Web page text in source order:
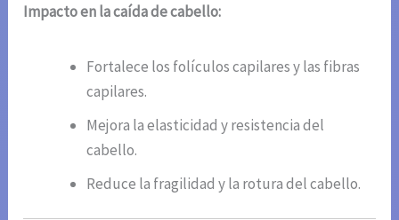
Impacto en la caída de cabello:
Fortalece los folículos capilares y las fibras
capilares.
Mejora la elasticidad y resistencia del
cabello.
Reduce la fragilidad y la rotura del cabello.